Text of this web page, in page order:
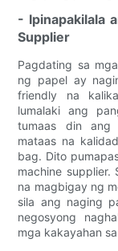
- Ipinapakilala
Supplier
Pagdating sa
ng papel ay
friendly na
lumalaki ang
tumaas din ang
mataas na
bag. Dito
machine supplier.
na magbigay ng
sila ang naging
negosyong
mga kakayahan